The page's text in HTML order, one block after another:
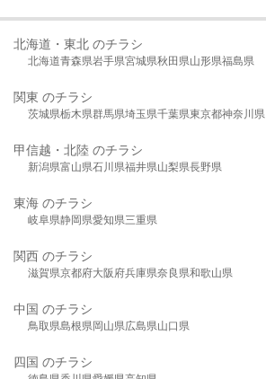
北海道・東北 のチラシ
北海道青森県岩手県宮城県秋田県山形県福島県
関東 のチラシ
茨城県栃木県群馬県埼玉県千葉県東京都神奈川県
甲信越・北陸 のチラシ
新潟県富山県石川県福井県山梨県長野県
東海 のチラシ
岐阜県静岡県愛知県三重県
関西 のチラシ
滋賀県京都府大阪府兵庫県奈良県和歌山県
中国 のチラシ
鳥取県島根県岡山県広島県山口県
四国 のチラシ